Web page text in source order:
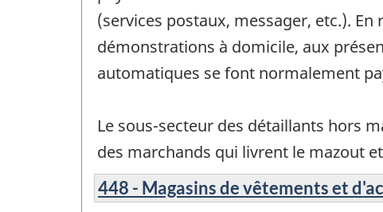
(services postaux, messager, etc.).
démonstrations à domicile, aux
automatiques se font normalement
Le sous-secteur des détaillants hors
des marchands qui livrent le mazout
448 - Magasins de vêtements et